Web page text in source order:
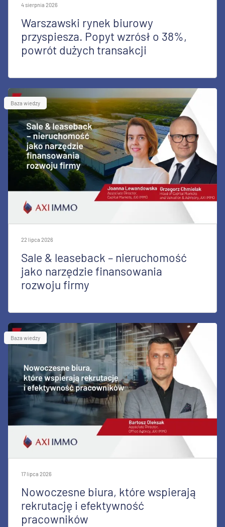
4 sierpnia 2026
Warszawski rynek biurowy
przyspiesza. Popyt wzrósł o 38%,
powrót dużych transakcji
Baza wiedzy
22 lipca 2026
Sale & leaseback – nieruchomość
jako narzędzie finansowania
rozwoju firmy
Baza wiedzy
17 lipca 2026
Nowoczesne biura, które wspierają
rekrutację i efektywność
pracowników